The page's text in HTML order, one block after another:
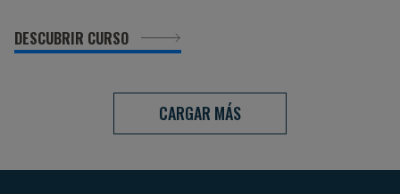
DESCUBRIR CURSO
CARGAR MÁS